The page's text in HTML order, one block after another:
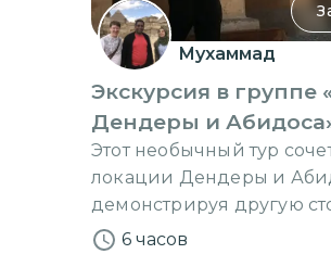
Мухаммад
Экскурсия в группе
Дендеры и
Этот необычный тур
локации Дендеры и
демонстрируя другую
6 часов